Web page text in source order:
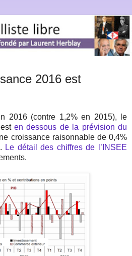
2016 est
2016 (contre 1,2% en 2015), le
en dessous de la prévision du
croissance raisonnable de 0,4%
Le détail des chiffres de l’INSEE